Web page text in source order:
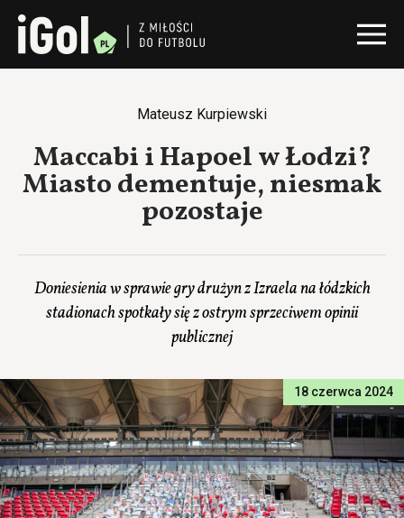
Mateusz Kurpiewski
Maccabi i Hapoel w Łodzi?
Miasto dementuje, niesmak
pozostaje
Doniesienia w sprawie gry drużyn z Izraela na łódzkich
stadionach spotkały się z ostrym sprzeciwem opinii
publicznej
18 czerwca 2024